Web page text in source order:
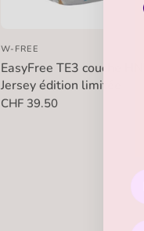
W-FREE
EasyFree TE3 couche
Jersey édition limitée
CHF 39.50